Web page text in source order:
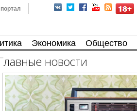
Экономика Общество
новости